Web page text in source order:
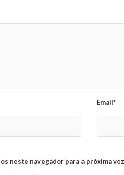
Email*
neste navegador para a próxima